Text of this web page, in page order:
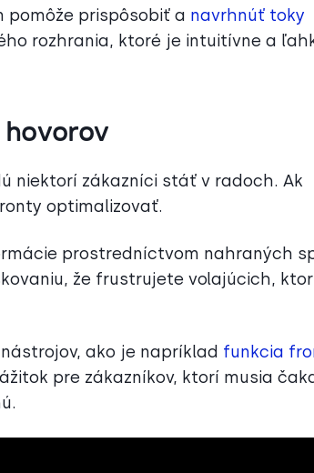
pomôže prispôsobiť a navrhnúť toky
rozhrania, ktoré je intuitívne a
niektorí zákazníci stáť v radoch. Ak
optimalizovať.
prostredníctvom nahraných
že frustrujete volajúcich,
ako je napríklad funkcia
pre zákazníkov, ktorí musia